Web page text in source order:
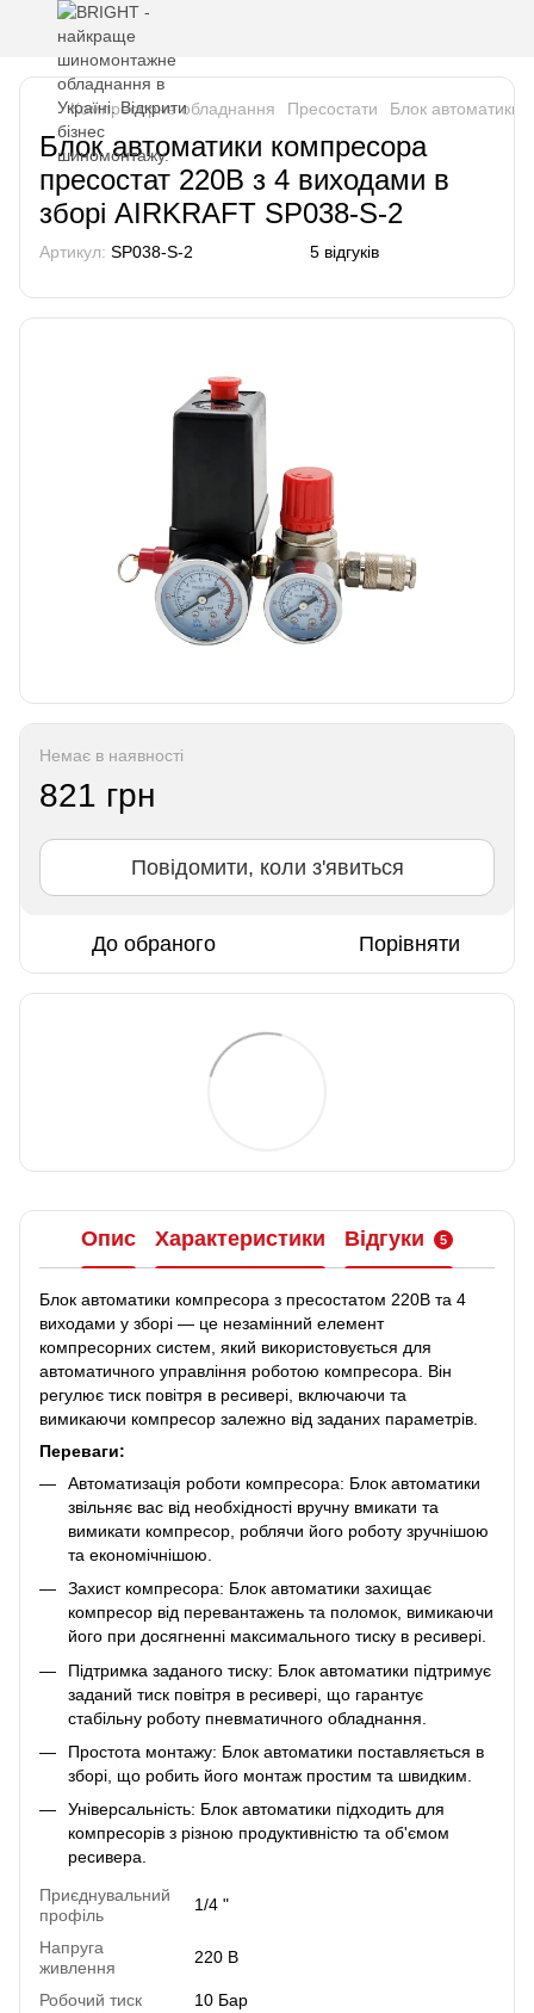
Компресорне обладнання Пресостати Блок автоматики
Блок автоматики компресора
пресостат 220В з 4 виходами в
зборі AIRKRAFT SP038-S-2
Артикул: SP038-S-2 5 відгуків
Немає в наявності
821 грн
Повідомити, коли з'явиться
До обраного Порівняти
Опис Характеристики Відгуки 5
Блок автоматики компресора з пресостатом 220В та 4
виходами у зборі — це незамінний елемент
компресорних систем, який використовується для
автоматичного управління роботою компресора. Він
регулює тиск повітря в ресивері, включаючи та
вимикаючи компресор залежно від заданих параметрів.
Переваги:
Автоматизація роботи компресора: Блок автоматики
звільняє вас від необхідності вручну вмикати та
вимикати компресор, роблячи його роботу зручнішою
та економічнішою.
Захист компресора: Блок автоматики захищає
компресор від перевантажень та поломок, вимикаючи
його при досягненні максимального тиску в ресивері.
Підтримка заданого тиску: Блок автоматики підтримує
заданий тиск повітря в ресивері, що гарантує
стабільну роботу пневматичного обладнання.
Простота монтажу: Блок автоматики поставляється в
зборі, що робить його монтаж простим та швидким.
Універсальність: Блок автоматики підходить для
компресорів з різною продуктивністю та об'ємом
ресивера.
Приєднувальний
профіль
1/4 "
Напруга
живлення
220 В
Робочий тиск
10 Бар